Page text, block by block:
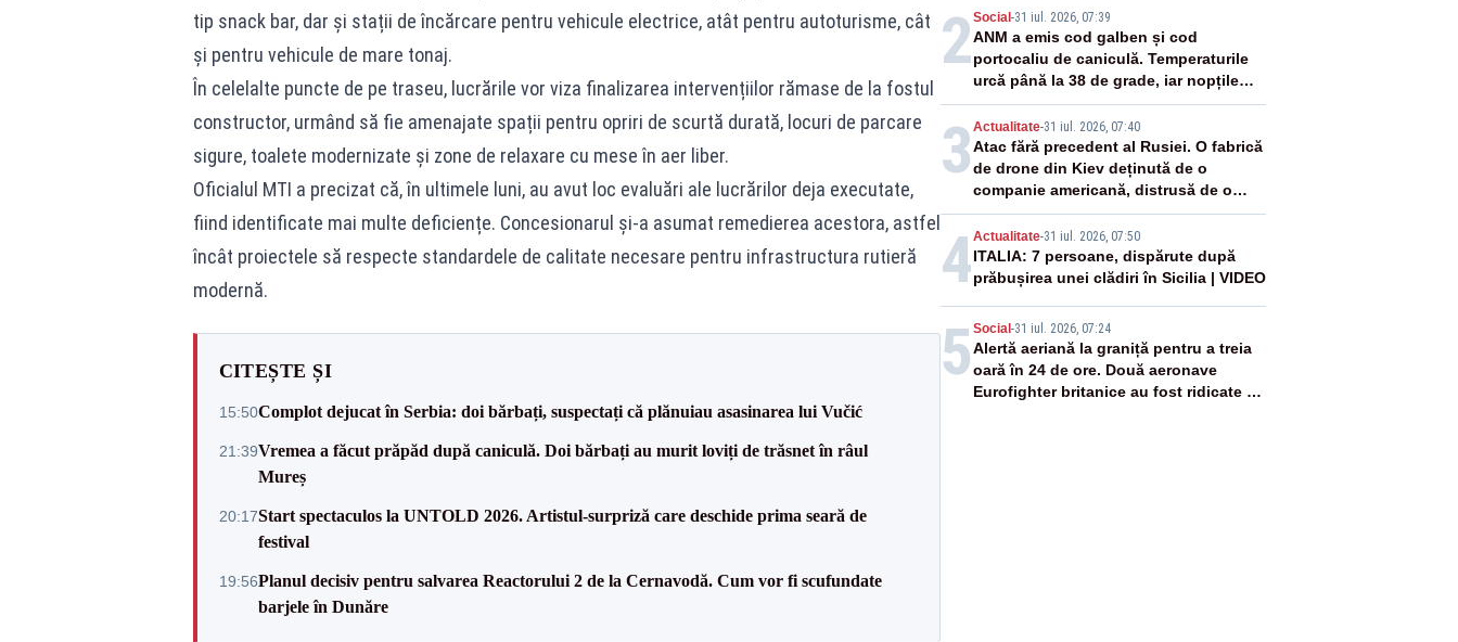
tip snack bar, dar și stații de încărcare pentru vehicule electrice, atât pentru autoturisme, cât
și pentru vehicule de mare tonaj.
În celelalte puncte de pe traseu, lucrările vor viza finalizarea intervențiilor rămase de la fostul
constructor, urmând să fie amenajate spații pentru opriri de scurtă durată, locuri de parcare
sigure, toalete modernizate și zone de relaxare cu mese în aer liber.
Oficialul MTI a precizat că, în ultimele luni, au avut loc evaluări ale lucrărilor deja executate,
fiind identificate mai multe deficiențe. Concesionarul și-a asumat remedierea acestora, astfel
încât proiectele să respecte standardele de calitate necesare pentru infrastructura rutieră
modernă.
CITEȘTE ȘI
15:50Complot dejucat în Serbia: doi bărbați, suspectați că plănuiau asasinarea lui Vučić
21:39Vremea a făcut prăpăd după caniculă. Doi bărbați au murit loviți de trăsnet în râul
Mureș
20:17Start spectaculos la UNTOLD 2026. Artistul-surpriză care deschide prima seară de
festival
19:56Planul decisiv pentru salvarea Reactorului 2 de la Cernavodă. Cum vor fi scufundate
barjele în Dunăre
2Social-31 iul. 2026, 07:39
ANM a emis cod galben și cod
portocaliu de caniculă. Temperaturile
urcă până la 38 de grade, iar nopțile
devin tropicale
3 Actualitate-31 iul. 2026, 07:40
Atac fără precedent al Rusiei. O fabrică
de drone din Kiev deținută de o
companie americană, distrusă de o
rachetă rusească
4Actualitate-31 iul. 2026, 07:50
ITALIA: 7 persoane, dispărute după
prăbușirea unei clădiri în Sicilia | VIDEO
5 Social-31 iul. 2026, 07:24
Alertă aeriană la graniță pentru a treia
oară în 24 de ore. Două aeronave
Eurofighter britanice au fost ridicate de